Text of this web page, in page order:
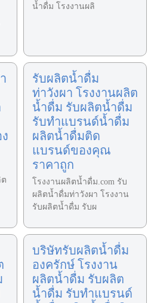
น้ำดื่ม โรงงานผลิ
รับผลิตน้ำดื่ม
ท่าวังผา โรงงานผลิต
น้ำดื่ม รับผลิตน้ำดื่ม
รับทำแบรนด์น้ำดื่ม
ผลิตน้ำดื่มติด
แบรนด์ของคุณ
ราคาถูก
โรงงานผลิตน้ำดื่ม.com รับ
ผลิตน้ำดื่มท่าวังผา โรงงาน
รับผลิตน้ำดื่ม รับผ
บริษัทรับผลิตน้ำดื่ม
องครักษ์ โรงงาน
ผลิตน้ำดื่ม รับผลิต
น้ำดื่ม รับทำแบรนด์